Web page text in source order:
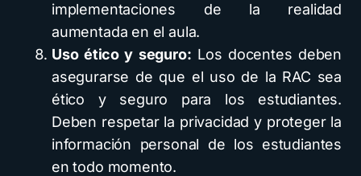
implementaciones de la realidad
aumentada en el aula.
Uso ético y seguro: Los docentes deben
asegurarse de que el uso de la RAC sea
ético y seguro para los estudiantes.
Deben respetar la privacidad y proteger la
información personal de los estudiantes
en todo momento.